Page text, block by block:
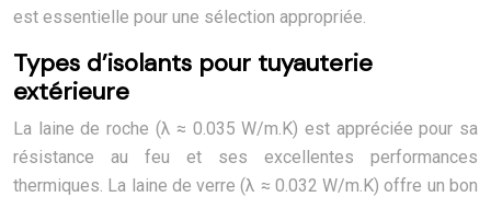
est essentielle pour une sélection appropriée.
Types d’isolants pour tuyauterie
extérieure
La laine de roche (λ ≈ 0.035 W/m.K) est appréciée pour sa
résistance au feu et ses excellentes performances
thermiques. La laine de verre (λ ≈ 0.032 W/m.K) offre un bon